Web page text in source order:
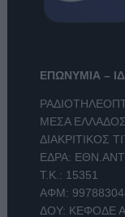
ΕΠΩΝΥΜΙΑ –
ΜΕΣΑ
ΔΙΑΚΡΙΤΙΚΟΣ
ΕΔΡΑ:
Τ.Κ.: 15351
ΑΦΜ:
ΔΟΥ: ΚΕΦΟΔΕ